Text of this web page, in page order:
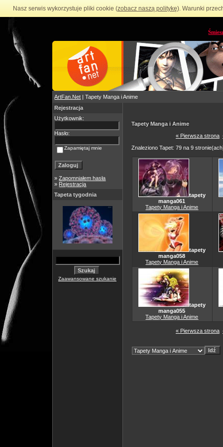
Nasz serwis wykorzystuje pliki cookie (zobacz naszą politykę). Warunki
ArtFan.Net | Tapety Manga i Anime
Rejestracja
Użytkownik:
Hasło:
Zapamiętaj mnie
»Zapomniałem hasła
» Rejestracja
Tapeta tygodnia
Zaawansowane szukanie
Tapety Manga i Anime
« Pierwsza strona
Znaleziono Tapet: 79 na 9
tapety
manga061
Tapety Manga i Anime
tapety
manga058
Tapety Manga i Anime
tapety
manga055
Tapety Manga i Anime
« Pierwsza strona